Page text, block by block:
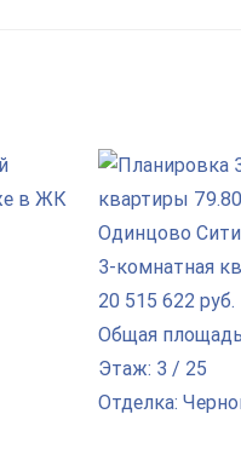
3-комнатная
20 515 622 руб.
Общая
Этаж: 3 / 25
Отделка: